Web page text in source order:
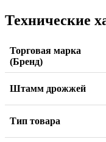
Технические
Торговая марка
(Бренд)
Штамм дрожжей
Тип товара